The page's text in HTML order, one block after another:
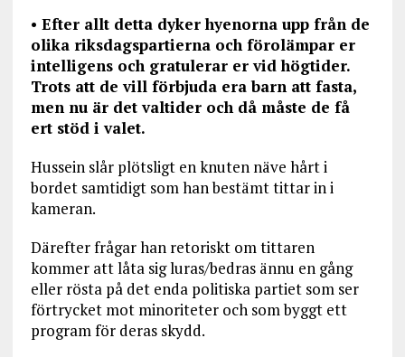
• Efter allt detta dyker hyenorna upp från de
olika riksdagspartierna och förolämpar er
intelligens och gratulerar er vid högtider.
Trots att de vill förbjuda era barn att fasta,
men nu är det valtider och då måste de få
ert stöd i valet.
Hussein slår plötsligt en knuten näve hårt i
bordet samtidigt som han bestämt tittar in i
kameran.
Därefter frågar han retoriskt om tittaren
kommer att låta sig luras/bedras ännu en gång
eller rösta på det enda politiska partiet som ser
förtrycket mot minoriteter och som byggt ett
program för deras skydd.